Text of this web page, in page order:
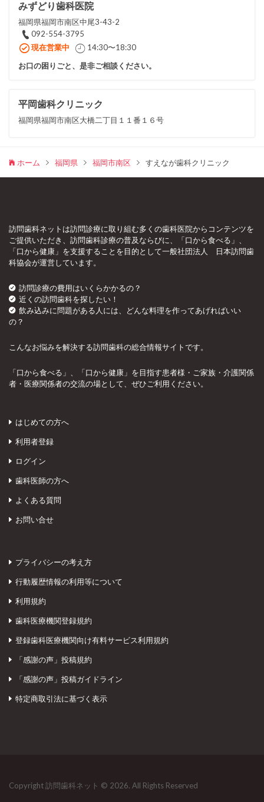
みずどり歯科医院
福岡県福岡市南区中尾3-43-2
092-554-3795
現在営業中
14:30〜18:30
お口の困りごと、是非ご相談ください。
平岡歯科クリニック
福岡県福岡市南区大橋二丁目１１番１６号
ホーム 福岡県 福岡市南区 すえなが歯科クリニック
訪問歯科ネットは訪問診療に取り組む多くの歯科医院からコンテンツを
ご提供いただき、訪問歯科診療の普及ならびに、「口から食べる」、
「口から健康」を支援することを目的として一般社団法人 日本訪問歯
科協会が運営しています。
訪問診療の費用はいくらかかるの？
近くの訪問歯科を探したい！
飲み込みに問題がある人には、どんな料理を作ってあげればいい
の？
こんなお悩みを解決する訪問歯科の総合情報サイトです。
「口から食べる」、「口から健康」を目指す患者様・ご家族・介護関係
者・医療関係者の交流の場として、ぜひご利用ください。
はじめての方へ
利用者登録
ログイン
歯科医師の方へ
よくある質問
お問い合せ
プライバシーの考え方
行動履歴情報の利用等について
利用規約
歯科医療機関登録規約
登録歯科医療機関向け有料サービス利用規約
「感謝の声」投稿規約
「感謝の声」投稿ガイドライン
特定商取引法に基づく表示
Copyright 訪問歯科ネット © 2026. All Rights Reserved